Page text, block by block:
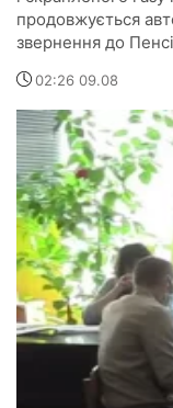
продовжується
звернення до
02:26 09.08